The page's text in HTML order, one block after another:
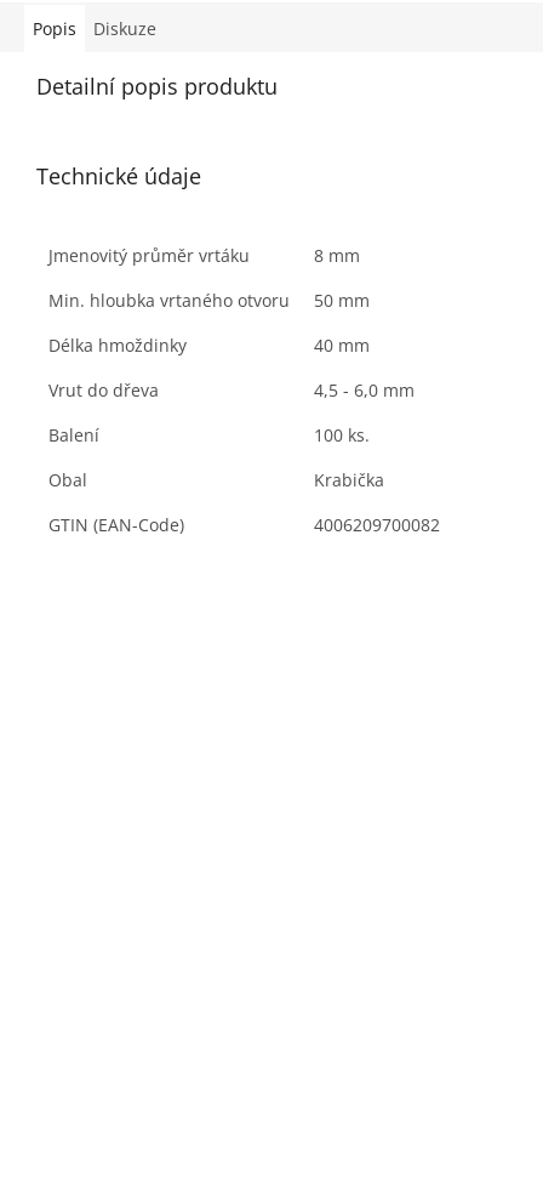
Popis Diskuze
Detailní popis produktu
Technické údaje
Jmenovitý průměr vrtáku 8 mm
Min. hloubka vrtaného otvoru
50 mm
Délka hmoždinky
40 mm
Vrut do dřeva
4,5 - 6,0 mm
Balení
100 ks.
Obal
Krabička
GTIN (EAN-Code)
4006209700082